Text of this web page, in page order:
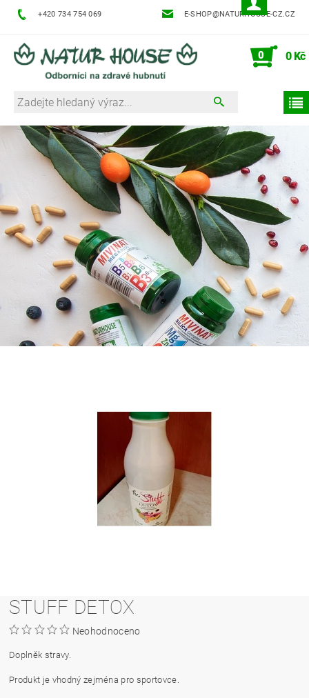
+420 734 754 069 E-SHOP@NATURHOUSE-CZ.CZ
0 0 Kč
STUFF DETOX
Neohodnoceno
Doplněk stravy.
Produkt je vhodný zejména pro sportovce.